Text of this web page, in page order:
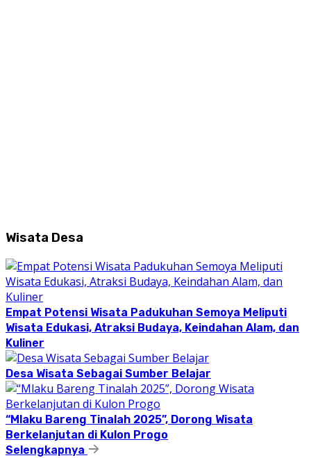
Wisata Desa
Empat Potensi Wisata Padukuhan Semoya Meliputi
Wisata Edukasi, Atraksi Budaya, Keindahan Alam, dan
Kuliner
Desa Wisata Sebagai Sumber Belajar
“Mlaku Bareng Tinalah 2025”, Dorong Wisata
Berkelanjutan di Kulon Progo
Selengkapnya